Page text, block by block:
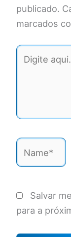
publicado.
marcados
Digite
aqui...
Name*
Salvar
para a